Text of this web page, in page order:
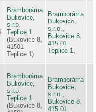
Bramborárna
Bukovice,
s.r.o.
Teplice 1
(Bukovice 8,
41501
Teplice 1)
Bramborárna
Bukovice,
s.r.o.,
Bukovice 8,
415 01
Teplice 1,
Bramborárna
Bukovice,
s.r.o.
Teplice 1
(Bukovice 8,
Bramborárna
Bukovice,
s.r.o.,
Bukovice 8,
415 01